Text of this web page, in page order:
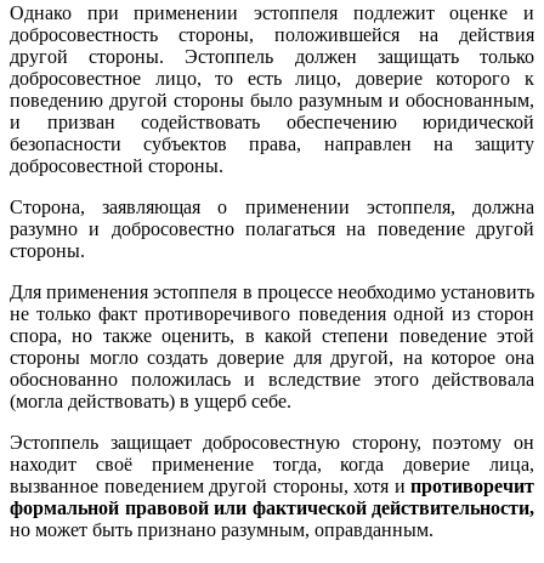
Однако при применении эстоппеля подлежит оценке и
добросовестность стороны, положившейся на действия
другой стороны. Эстоппель должен защищать только
добросовестное лицо, то есть лицо, доверие которого к
поведению другой стороны было разумным и обоснованным,
и призван содействовать обеспечению юридической
безопасности субъектов права, направлен на защиту
добросовестной стороны.
Сторона, заявляющая о применении эстоппеля, должна
разумно и добросовестно полагаться на поведение другой
стороны.
Для применения эстоппеля в процессе необходимо установить
не только факт противоречивого поведения одной из сторон
спора, но также оценить, в какой степени поведение этой
стороны могло создать доверие для другой, на которое она
обоснованно положилась и вследствие этого действовала
(могла действовать) в ущерб себе.
Эстоппель защищает добросовестную сторону, поэтому он
находит своё применение тогда, когда доверие лица,
вызванное поведением другой стороны, хотя и противоречит
формальной правовой или фактической действительности,
но может быть признано разумным, оправданным.